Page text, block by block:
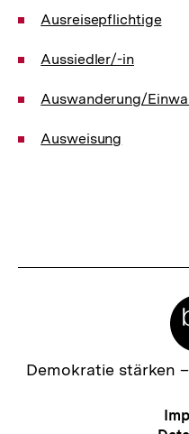
Ausreisepflichtige
Aussiedler/-in
Auswanderung/
Ausweisung
Zur
Demokratie stärken –